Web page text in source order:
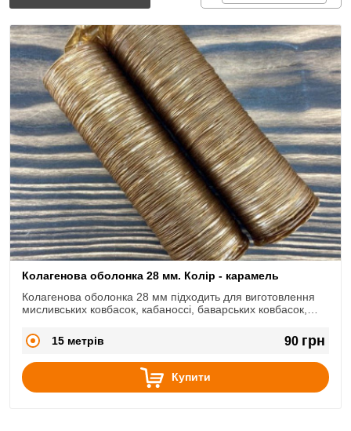
Колагенова оболонка 28 мм. Колір - карамель
Колагенова оболонка 28 мм підходить для виготовлення
мисливських ковбасок, кабаноссі, баварських ковбасок,
15 метрів
90 грн
Купити